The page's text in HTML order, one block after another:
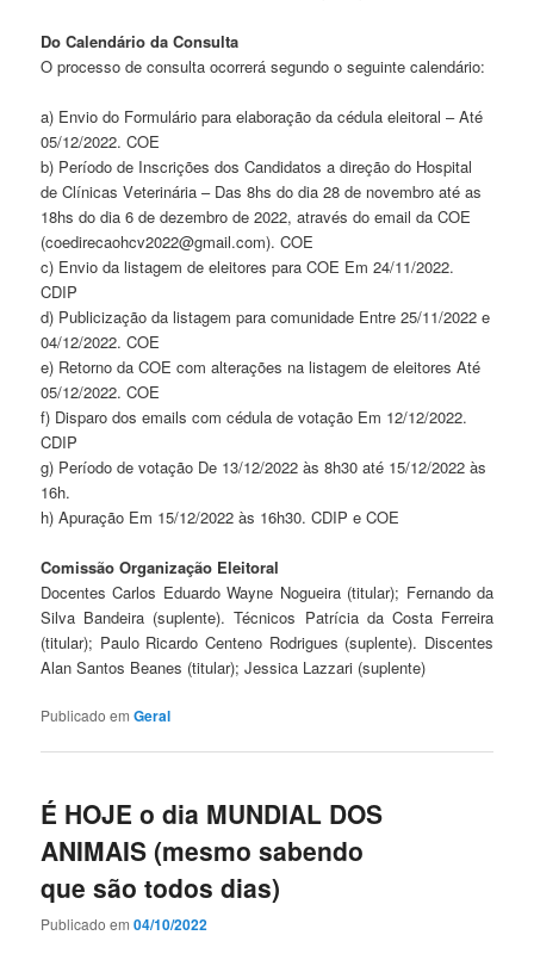
Do Calendário da Consulta
O processo de consulta ocorrerá segundo o seguinte calendário:
a) Envio do Formulário para elaboração da cédula eleitoral –Até
05/12/2022. COE
b) Período de Inscrições dos Candidatos a direção do Hospital
de Clínicas Veterinária – Das8hs do dia 28 de novembro até as
18hs do dia 6 de dezembro de 2022, através do email da COE
(coedirecaohcv2022@gmail.com).COE
c) Envio da listagem de eleitores para COE Em 24/11/2022.
CDIP
d) Publicização da listagem para comunidade Entre 25/11/2022 e
04/12/2022. COE
e) Retorno da COE com alterações na listagem de eleitores Até
05/12/2022. COE
f) Disparo dos emails com cédula de votação Em 12/12/2022.
CDIP
g) Período de votação De 13/12/2022 às 8h30 até 15/12/2022 às
16h.
h) Apuração Em 15/12/2022 às 16h30. CDIP e COE
Comissão Organização Eleitoral
Docentes Carlos Eduardo Wayne Nogueira (titular); Fernando da
Silva Bandeira (suplente). Técnicos Patrícia da Costa Ferreira
(titular); Paulo Ricardo Centeno Rodrigues (suplente). Discentes
Alan Santos Beanes (titular); Jessica Lazzari (suplente)
Publicado em Geral
É HOJE o dia MUNDIAL DOS
ANIMAIS (mesmo sabendo
que são todos dias)
Publicado em04/10/2022